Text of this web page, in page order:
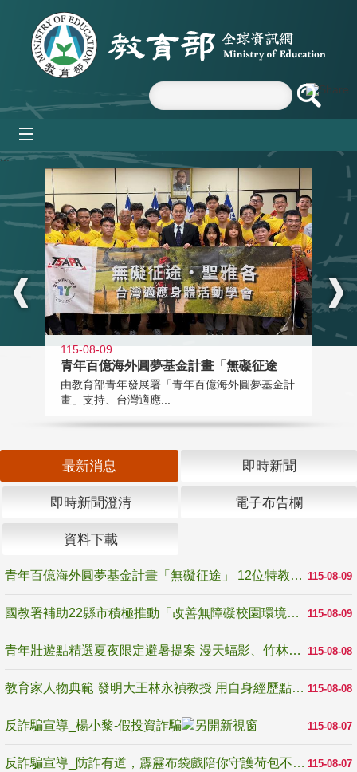
跳到主要內容區塊
:::
115-08-09
青年百億海外圓夢基金計畫「無礙征途
由教育部青年發展署「青年百億海外圓夢基金計
畫」支持、台灣適應...
最新消息 即時新聞
即時新聞澄清 電子布告欄
資料下載
115-08-09
青年百億海外圓夢基金計畫「無礙征途」 12位特教與弱勢青年勇闖西班牙 跨越感官限制見證生命蛻變
115-08-09
國教署補助22縣市積極推動「改善無障礙校園環境計畫」 打造友善、安全、無礙學習空間
115-08-08
青年壯遊點精選夏夜限定避暑提案 漫天蝠影、竹林尋蛙、茶香夜觀 邀青年暮色出發
115-08-08
教育家人物典範 發明大王林永禎教授 用自身經歷點亮學生的路
115-08-07
反詐騙宣導_楊小黎-假投資詐騙
115-08-07
反詐騙宣導_防詐有道，霹靂布袋戲陪你守護荷包不受騙